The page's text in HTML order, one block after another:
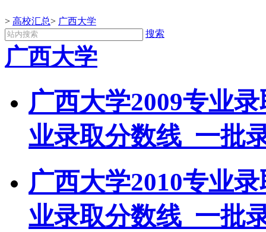
> 高校汇总> 广西大学
搜索
广西大学
广西大学2009专业
业录取分数线_一批
广西大学2010专业
业录取分数线_一批